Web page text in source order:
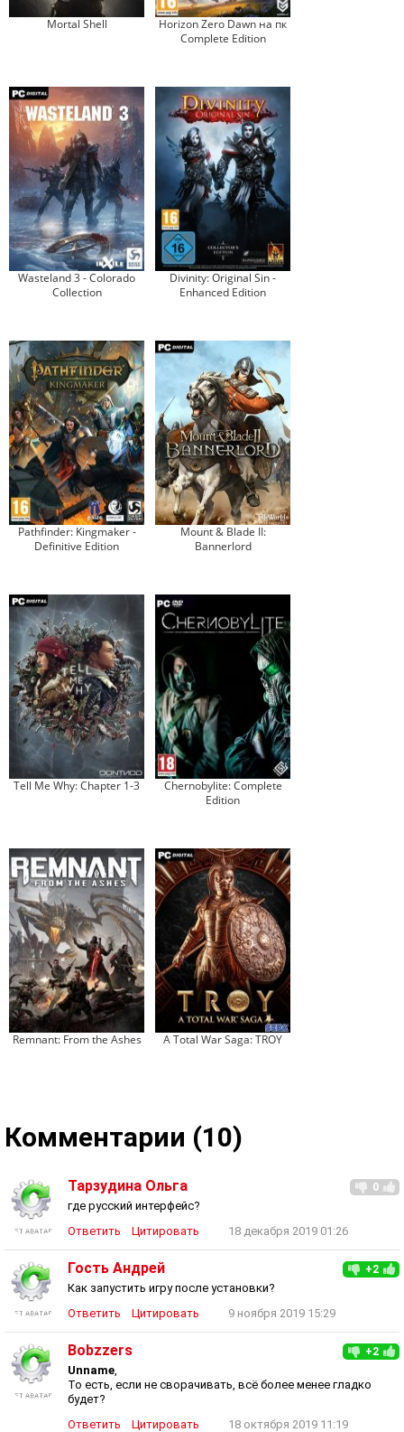
Mortal Shell
Horizon Zero Dawn на пк
Complete Edition
Wasteland 3 - Colorado
Collection
Divinity: Original Sin -
Enhanced Edition
Pathfinder: Kingmaker -
Definitive Edition
Mount & Blade II:
Bannerlord
Tell Me Why: Chapter 1-3
Chernobylite: Complete
Edition
Remnant: From the Ashes A Total War Saga: TROY
Комментарии (10)
0
Тарзудина Ольга
где русский интерфейс?
Ответить
Цитировать 18 декабря 2019 01:26
+2
Гость Андрей
Как запустить игру после установки?
Ответить
Цитировать 9 ноября 2019 15:29
+2
Bobzzers
Unname,
То есть, если не сворачивать, всё более менее гладко
будет?
Ответить
Цитировать 18 октября 2019 11:19